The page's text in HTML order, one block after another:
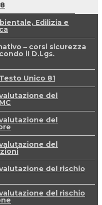
Edilizia e
– corsi sicurezza
il D.Lgs.
Unico 81
del
del
del
del rischio
del rischio